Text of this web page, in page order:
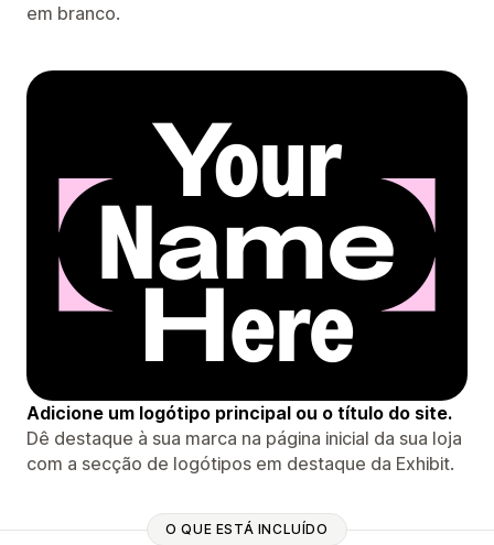
em branco.
Adicione um logótipo principal ou o título do site.
Dê destaque à sua marca na página inicial da sua loja
com a secção de logótipos em destaque da Exhibit.
O QUE ESTÁ INCLUÍDO